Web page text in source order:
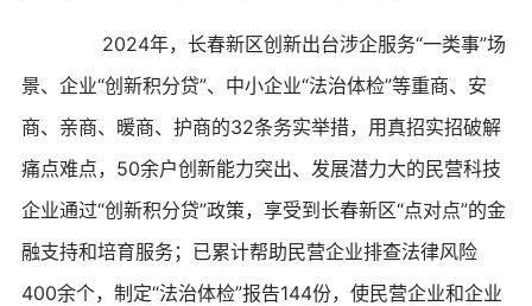
2024年，长春新区创新出台涉企服务“一类事”场
景、企业“创新积分贷”、中小企业“法治体检”等重商、安
商、亲商、暖商、护商的32条务实举措，用真招实招破解
痛点难点，50余户创新能力突出、发展潜力大的民营科技
企业通过“创新积分贷”政策，享受到长春新区“点对点”的金
融支持和培育服务；已累计帮助民营企业排查法律风险
400余个，制定“法治体检”报告144份，使民营企业和企业